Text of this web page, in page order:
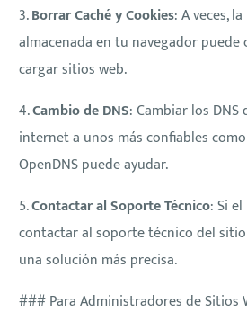
3.Borrar Caché y Cookies: A veces,
almacenada en tu navegador puede
cargar sitios web.
4.Cambio de DNS: Cambiar los
internet a unos más confiables
OpenDNS puede ayudar.
5.Contactar al Soporte Técnico: Si
contactar al soporte técnico del
una solución más precisa.
### Para Administradores de Sitios